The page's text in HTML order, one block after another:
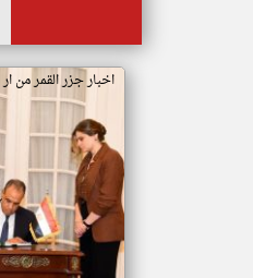
اخبار جزر القمر من